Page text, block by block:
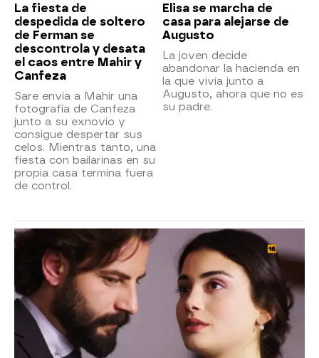
La fiesta de
despedida de soltero
de Ferman se
descontrola y desata
el caos entre Mahir y
Canfeza
Sare envía a Mahir una
fotografía de Canfeza
junto a su exnovio y
consigue despertar sus
celos. Mientras tanto, una
fiesta con bailarinas en su
propia casa termina fuera
de control.
Elisa se marcha de
casa para alejarse de
Augusto
La joven decide
abandonar la hacienda en
la que vivía junto a
Augusto, ahora que no es
su padre.